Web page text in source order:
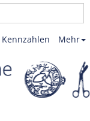
Mehr
Kennzahlen